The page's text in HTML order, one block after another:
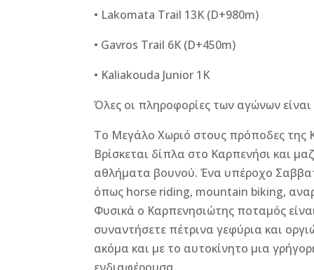
• Lakomata Trail 13K (D+980m)
• Gavros Trail 6K (D+450m)
• Kaliakouda Junior 1K
Όλες οι πληροφορίες των αγώνων
Το Μεγάλο Χωριό στους πρόποδες της
Βρίσκεται δίπλα στο Καρπενήσι και
αθλήματα βουνού. Ένα υπέροχο
όπως horse riding, mountain biking,
Φυσικά ο Καρπενησιώτης ποταμός
συναντήσετε πέτρινα γεφύρια και
ακόμα και με το αυτοκίνητο μια